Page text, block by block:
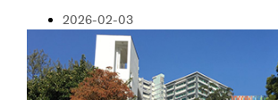
2026-02-03